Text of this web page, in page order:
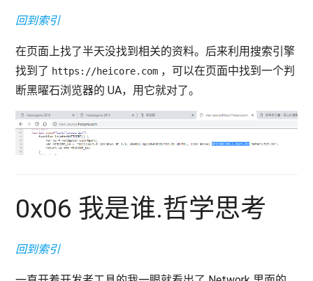
回到索引
在页面上找了半天没找到相关的资料。后来利用搜索引擎
找到了 https://heicore.com ，可以在页面中找到一个判
断黑曜石浏览器的 UA，用它就对了。
0x06 我是谁.哲学思考
回到索引